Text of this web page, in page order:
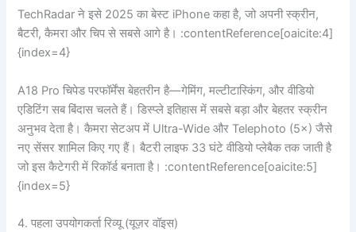
TechRadar ने इसे 2025 का बेस्ट iPhone कहा है, जो अपनी स्क्रीन,
बैटरी, कैमरा और चिप से सबसे आगे है। :contentReference[oaicite:4]
{index=4}
A18 Pro चिपेड परफॉर्मेंस बेहतरीन है—गेमिंग, मल्टीटास्किंग, और वीडियो
एडिटिंग सब बिंदास चलते हैं। डिस्प्ले इतिहास में सबसे बड़ा और बेहतर स्क्रीन
अनुभव देता है। कैमरा सेटअप में Ultra-Wide और Telephoto (5×) जैसे
नए सेंसर शामिल किए गए हैं। बैटरी लाइफ 33 घंटे वीडियो प्लेबैक तक जाती है
जो इस कैटेगरी में रिकॉर्ड बनाता है। :contentReference[oaicite:5]
{index=5}
4. पहला उपयोगकर्ता रिव्यू (यूज़र वॉइस)